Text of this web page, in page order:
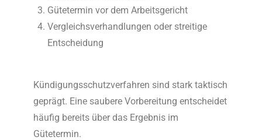
Gütetermin vor dem Arbeitsgericht
Vergleichsverhandlungen oder streitige
Entscheidung
Kündigungsschutzverfahren sind stark taktisch
geprägt. Eine saubere Vorbereitung entscheidet
häufig bereits über das Ergebnis im
Gütetermin.